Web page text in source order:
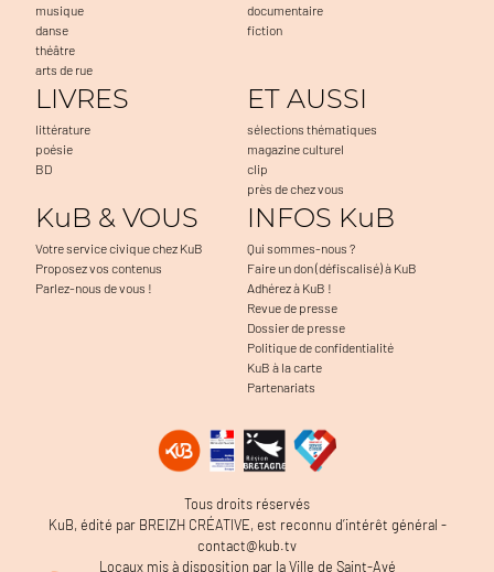
musique
danse
théâtre
arts de rue
documentaire
fiction
LIVRES
littérature
poésie
BD
ET AUSSI
sélections thématiques
magazine culturel
clip
près de chez vous
KuB & VOUS
Votre service civique chez KuB
Proposez vos contenus
Parlez-nous de vous !
INFOS KuB
Qui sommes-nous ?
Faire un don (défiscalisé) à KuB
Adhérez à KuB !
Revue de presse
Dossier de presse
Politique de confidentialité
KuB à la carte
Partenariats
Tous droits réservés
KuB, édité par BREIZH CRÉATIVE, est reconnu d’intérêt général -
contact@kub.tv
Locaux mis à disposition par la Ville de Saint-Avé